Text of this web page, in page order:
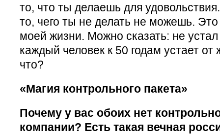
то, что ты делаешь для
то, чего ты не делать не можешь. Это
моей жизни. Можно сказать: не
каждый человек к 50 годам устает
что?
«Магия контрольного пакета»
Почему у вас обоих нет
компании? Есть такая вечная